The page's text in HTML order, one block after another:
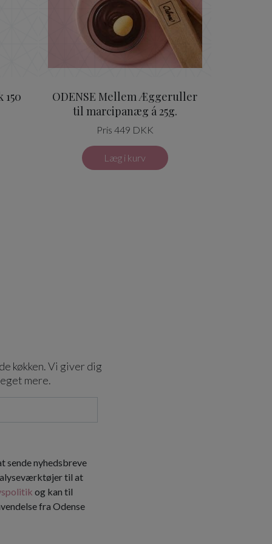
ODENSE Mellem Æggeruller
til marcipanæg á 25g.
Pris 449 DKK
Læg i kurv
køkken. Vi giver dig
mere.
sende nyhedsbreve
til at
og kan til
fra Odense